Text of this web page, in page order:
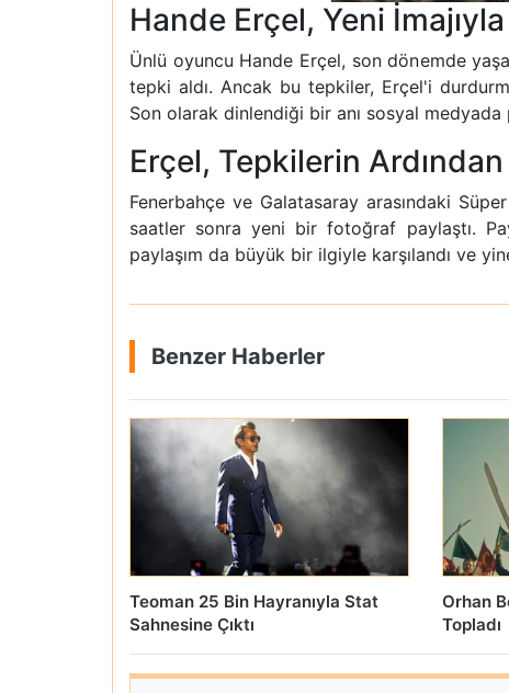
Hande Erçel, Yeni
Ünlü oyuncu Hande Erçel, son dönemde
tepki aldı. Ancak bu tepkiler, Erçel'i
Son olarak dinlendiği bir anı sosyal
Erçel, Tepkilerin
Fenerbahçe ve Galatasaray arasındaki
saatler sonra yeni bir fotoğraf paylaştı.
paylaşım da büyük bir ilgiyle karşılandı ve
Benzer Haberler
Teoman 25 Bin Hayranıyla Stat
Sahnesine Çıktı
Orhan
Topladı